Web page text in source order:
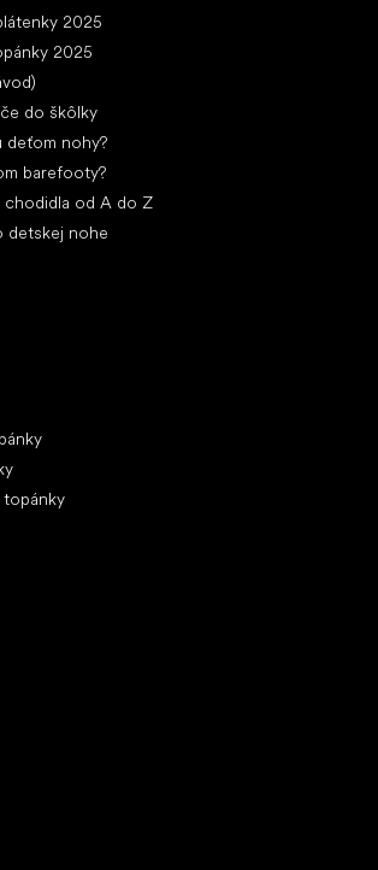
2025
2025
do škôlky
deťom nohy?
barefooty?
chodidla od A do Z
detskej nohe